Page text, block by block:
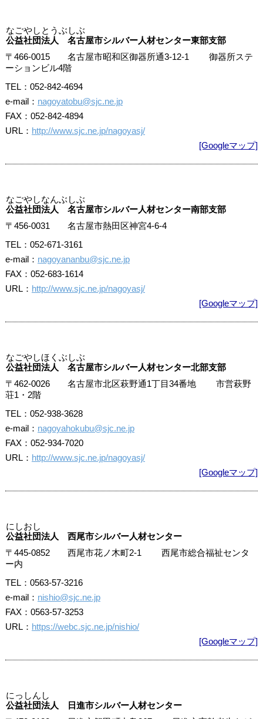
なごやしとうぶしぶ
公益社団法人 名古屋市シルバー人材センター東部支部
〒466-0015 名古屋市昭和区御器所通3-12-1 御器所ステ
ーションビル4階
TEL：052-842-4694
e-mail： nagoyatobu@sjc.ne.jp
FAX：052-842-4894
URL： http://www.sjc.ne.jp/nagoyasj/
[Googleマップ]
なごやしなんぶしぶ
公益社団法人 名古屋市シルバー人材センター南部支部
〒456-0031 名古屋市熱田区神宮4-6-4
TEL：052-671-3161
e-mail： nagoyananbu@sjc.ne.jp
FAX：052-683-1614
URL： http://www.sjc.ne.jp/nagoyasj/
[Googleマップ]
なごやしほくぶしぶ
公益社団法人 名古屋市シルバー人材センター北部支部
〒462-0026 名古屋市北区萩野通1丁目34番地 市営萩野
荘1・2階
TEL：052-938-3628
e-mail： nagoyahokubu@sjc.ne.jp
FAX：052-934-7020
URL： http://www.sjc.ne.jp/nagoyasj/
[Googleマップ]
にしおし
公益社団法人 西尾市シルバー人材センター
〒445-0852 西尾市花ノ木町2-1 西尾市総合福祉センタ
ー内
TEL：0563-57-3216
e-mail： nishio@sjc.ne.jp
FAX：0563-57-3253
URL： https://webc.sjc.ne.jp/nishio/
[Googleマップ]
にっしんし
公益社団法人 日進市シルバー人材センター